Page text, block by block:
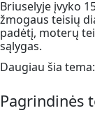
Briuselyje įvyko
žmogaus teisių
padėtį, moterų
sąlygas.
Daugiau šia tema:
Pagrindinės